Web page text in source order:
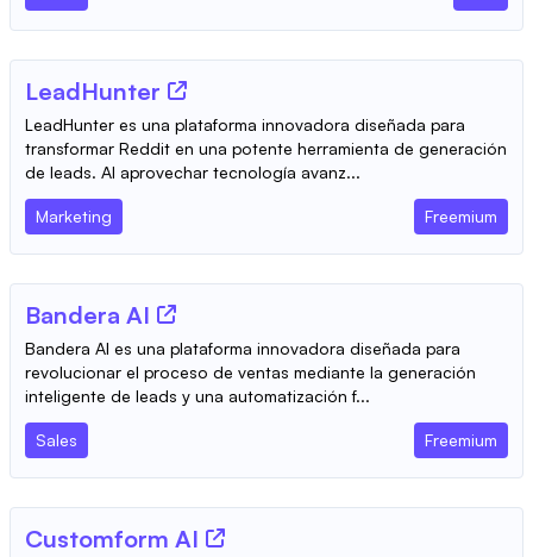
LeadHunter
LeadHunter es una plataforma innovadora diseñada para
transformar Reddit en una potente herramienta de generación
de leads. Al aprovechar tecnología avanz...
Marketing Freemium
Bandera AI
Bandera AI es una plataforma innovadora diseñada para
revolucionar el proceso de ventas mediante la generación
inteligente de leads y una automatización f...
Sales Freemium
Customform AI